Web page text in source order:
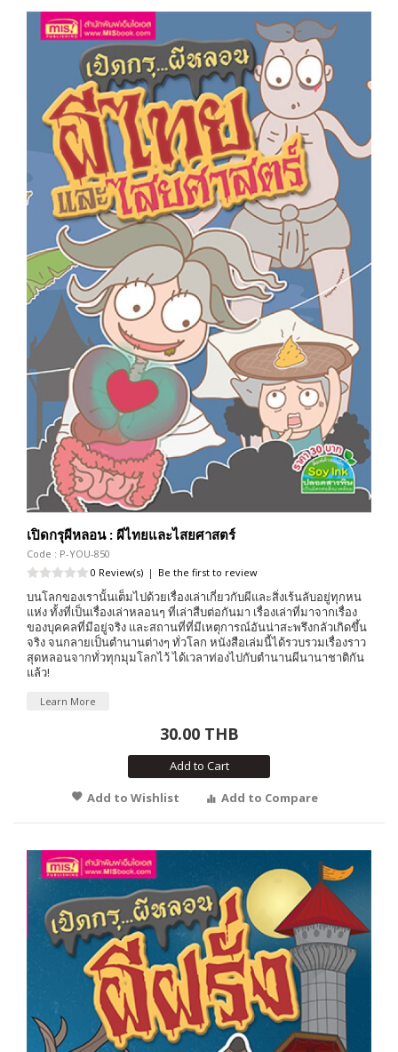
เปิดกรุผีหลอน : ผีไทยและไสยศาสตร์
Code : P-YOU-850
0 Review(s) | Be the first to review
บนโลกของเรานั้นเต็มไปด้วยเรื่องเล่าเกี่ยวกับผีและสิ่งเร้นลับอยู่ทุกหน
แห่ง ทั้งที่เป็นเรื่องเล่าหลอนๆ ที่เล่าสืบต่อกันมา เรื่องเล่าที่มาจากเรื่อง
ของบุคคลที่มีอยู่จริง และสถานที่ที่มีเหตุการณ์อันน่าสะพรึงกลัวเกิดขึ้น
จริง จนกลายเป็นตำนานต่างๆ ทั่วโลก หนังสือเล่มนี้ได้รวบรวมเรื่องราว
สุดหลอนจากทั่วทุกมุมโลกไว้ ได้เวลาท่องไปกับตำนานผีนานาชาติกัน
แล้ว!
Learn More
30.00 THB
Add to Cart
Add to Wishlist
Add to Compare